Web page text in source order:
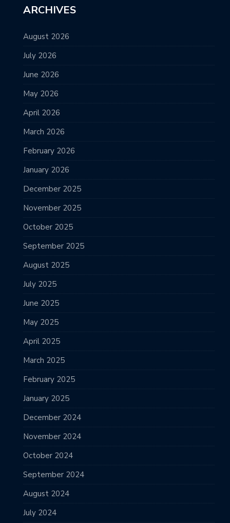
ARCHIVES
August 2026
July 2026
June 2026
May 2026
April 2026
March 2026
February 2026
January 2026
December 2025
November 2025
October 2025
September 2025
August 2025
July 2025
June 2025
May 2025
April 2025
March 2025
February 2025
January 2025
December 2024
November 2024
October 2024
September 2024
August 2024
July 2024